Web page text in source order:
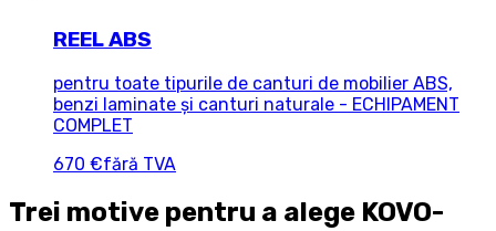
REEL ABS
pentru toate tipurile de canturi de mobilier ABS,
benzi laminate și canturi naturale - ECHIPAMENT
COMPLET
670 €fără TVA
Trei motive pentru a alege KOVO-